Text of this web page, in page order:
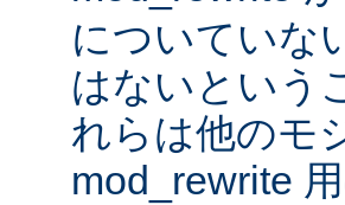
についていな
はないという
れらは他のモ
mod_rewrite